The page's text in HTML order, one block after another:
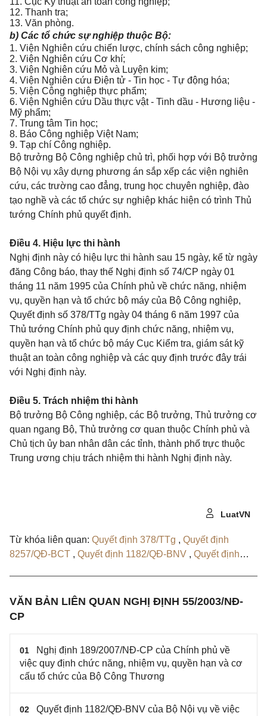
12. Thanh tra;
13. Văn phòng.
b) Các tổ chức sự nghiệp thuộc Bộ:
1. Viện Nghiên cứu chiến lược, chính sách công nghiệp;
2. Viện Nghiên cứu Cơ khí;
3. Viện Nghiên cứu Mỏ và Luyện kim;
4. Viện Nghiên cứu Điện tử - Tin học - Tự động hóa;
5. Viện Công nghiệp thực phẩm;
6. Viện Nghiên cứu Dầu thực vật - Tinh dầu - Hương liệu -
Mỹ phẩm;
7. Trung tâm Tin học;
8. Báo Công nghiệp Việt Nam;
9. Tạp chí Công nghiệp.
Bộ trưởng Bộ Công nghiệp chủ trì, phối hợp với Bộ trưởng
Bộ Nội vụ xây dựng phương án sắp xếp các viện nghiên
cứu, các trường cao đẳng, trung học chuyên nghiệp, đào
tạo nghề và các tổ chức sự nghiệp khác hiện có trình Thủ
tướng Chính phủ quyết định.
Điều 4. Hiệu lực thi hành
Nghị định này có hiệu lực thi hành sau 15 ngày, kể từ ngày
đăng Công báo, thay thế Nghị định số 74/CP ngày 01
tháng 11 năm 1995 của Chính phủ về chức năng, nhiệm
vụ, quyền hạn và tổ chức bộ máy của Bộ Công nghiệp,
Quyết định số 378/TTg ngày 04 tháng 6 năm 1997 của
Thủ tướng Chính phủ quy định chức năng, nhiệm vụ,
quyền hạn và tổ chức bộ máy Cục Kiểm tra, giám sát kỹ
thuật an toàn công nghiệp và các quy định trước đây trái
với Nghị định này.
Điều 5. Trách nhiệm thi hành
Bộ trưởng Bộ Công nghiệp, các Bộ trưởng, Thủ trưởng cơ
quan ngang Bộ, Thủ trưởng cơ quan thuộc Chính phủ và
Chủ tịch ủy ban nhân dân các tỉnh, thành phố trực thuộc
Trung ương chịu trách nhiệm thi hành Nghị định này.
LuatVN
Từ khóa liên quan: Quyết định 378/TTg , Quyết định
8257/QĐ-BCT , Quyết định 1182/QĐ-BNV , Quyết định
VĂN BẢN LIÊN QUAN NGHỊ ĐỊNH 55/2003/NĐ-
CP
01
Nghị định 189/2007/NĐ-CP của Chính phủ về
việc quy định chức năng, nhiệm vụ, quyền hạn và cơ
cấu tổ chức của Bộ Công Thương
02
Quyết định 1182/QĐ-BNV của Bộ Nội vụ về việc